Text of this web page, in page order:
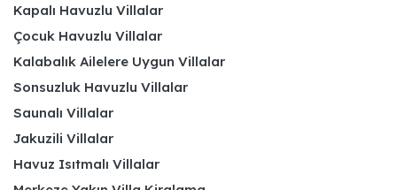
Kapalı Havuzlu Villalar
Çocuk Havuzlu Villalar
Kalabalık Ailelere Uygun Villalar
Sonsuzluk Havuzlu Villalar
Saunalı Villalar
Jakuzili Villalar
Havuz Isıtmalı Villalar